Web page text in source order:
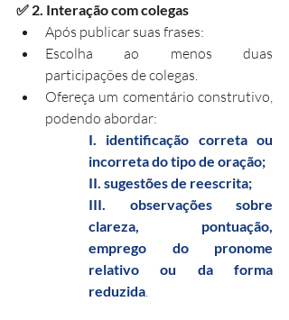
✅ 2. Interação com colegas
Após publicar suas frases:
Escolha ao menos duas
participações de colegas.
Ofereça um comentário construtivo,
podendo abordar:
I. identificação correta ou
incorreta do tipo de oração;
II. sugestões de reescrita;
III. observações sobre
clareza, pontuação,
emprego do pronome
relativo ou da forma
reduzida.